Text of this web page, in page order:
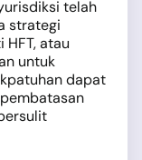
telah
strategi
atau
untuk
dapat